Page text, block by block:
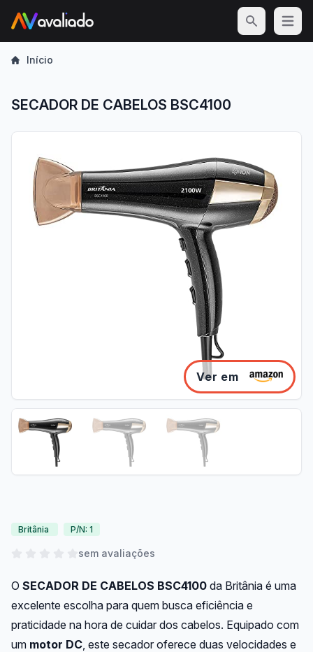
Open
Início
SECADOR DE CABELOS BSC4100
Ver em
Britânia P/N: 1
sem avaliações
O SECADOR DE CABELOS BSC4100 da Britânia é uma
excelente escolha para quem busca eficiência e
praticidade na hora de cuidar dos cabelos. Equipado com
um motor DC, este secador oferece duas velocidades e